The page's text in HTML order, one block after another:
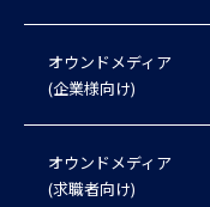
オウンドメディア
(企業様向け)
オウンドメディア
(求職者向け)